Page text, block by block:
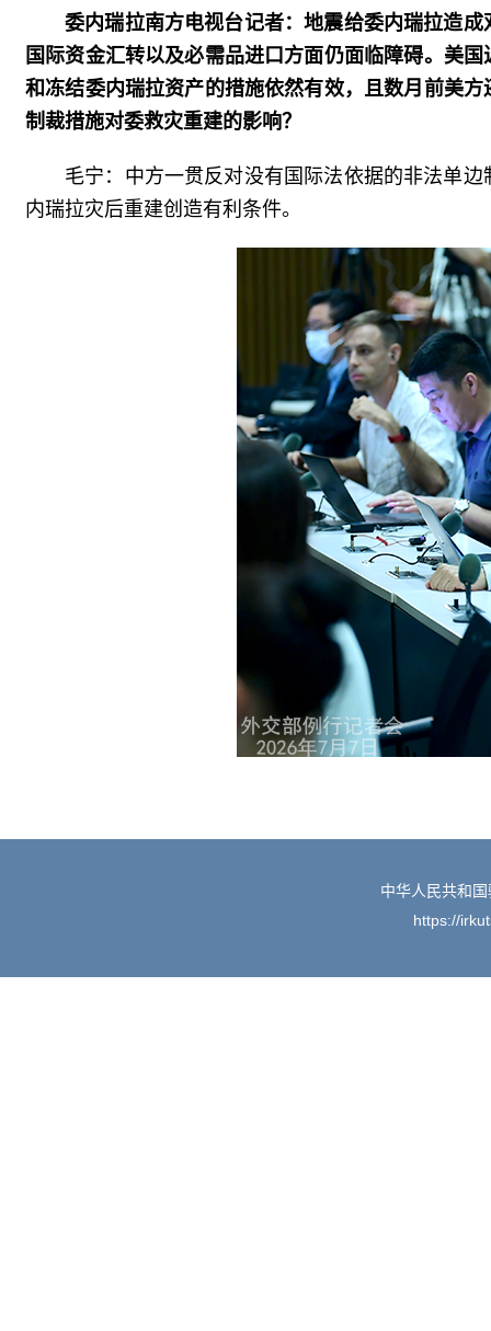
委内瑞拉南方电视台记者：地震给委内瑞拉造
国际资金汇转以及必需品进口方面仍面临障碍。美
和冻结委内瑞拉资产的措施依然有效，且数月前美
制裁措施对委救灾重建的影响？
毛宁：中方一贯反对没有国际法依据的非法单
内瑞拉灾后重建创造有利条件。
中华人民共和
https://